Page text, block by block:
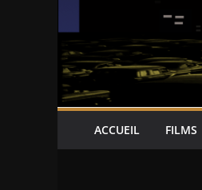
ACCUEIL FILMS